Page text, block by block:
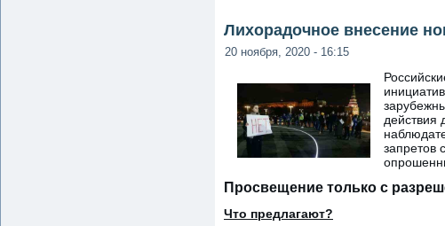
Лихорадочное внесение
20 ноября, 2020 - 16:15
действия
запретов
Просвещение только с
Что предлагают?